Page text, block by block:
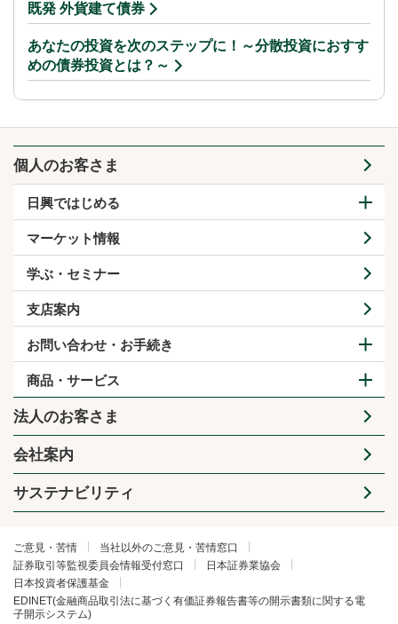
既発 外貨建て債券
あなたの投資を次のステップに！～分散投資におすす
めの債券投資とは？～
個人のお客さま
日興ではじめる
マーケット情報
学ぶ・セミナー
支店案内
お問い合わせ・お手続き
商品・サービス
法人のお客さま
会社案内
サステナビリティ
ご意見・苦情
当社以外のご意見・苦情窓口
証券取引等監視委員会情報受付窓口
日本証券業協会
日本投資者保護基金
EDINET(金融商品取引法に基づく有価証券報告書等の開示書類に関する電
子開示システム)